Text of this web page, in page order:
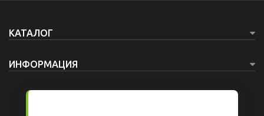
КАТАЛОГ
ИНФОРМАЦИЯ